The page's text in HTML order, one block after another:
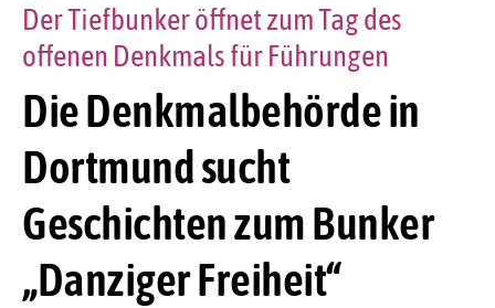
Die Denkmalbehörde in
Dortmund sucht
Geschichten zum Bunker
„Danziger Freiheit“
Der Tiefbunker öffnet zum Tag des
offenen Denkmals für Führungen